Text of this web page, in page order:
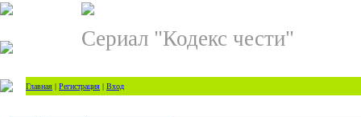
Сериал "Кодекс чести"
Главная | Регистрация | Вход